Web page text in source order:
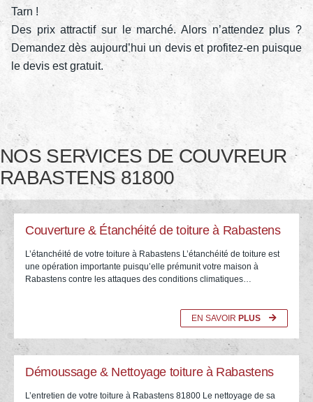
Tarn !
Des prix attractif sur le marché. Alors n’attendez plus ?
Demandez dès aujourd’hui un devis et profitez-en puisque
le devis est gratuit.
NOS SERVICES DE COUVREUR
RABASTENS 81800
Couverture & Étanchéité de toiture à Rabastens
L’étanchéité de votre toiture à Rabastens L’étanchéité de toiture est
une opération importante puisqu’elle prémunit votre maison à
Rabastens contre les attaques des conditions climatiques…
EN SAVOIR PLUS
Démoussage & Nettoyage toiture à Rabastens
L’entretien de votre toiture à Rabastens 81800 Le nettoyage de sa